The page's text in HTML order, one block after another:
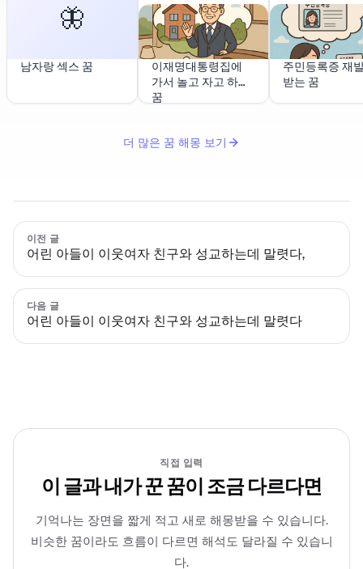
🦋
남자랑 섹스 꿈
이재명대통령집에
가서 놀고 자고 하는
꿈
주민등록증 재
받는 꿈
더 많은 꿈 해몽 보기
이전 글
어린 아들이 이웃여자 친구와 성교하는데 말렷다,
다음 글
어린 아들이 이웃여자 친구와 성교하는데 말렷다
직접 입력
이 글과 내가 꾼 꿈이 조금 다르다면
기억나는 장면을 짧게 적고 새로 해몽받을 수 있습니다.
비슷한 꿈이라도 흐름이 다르면 해석도 달라질 수 있습니
다.